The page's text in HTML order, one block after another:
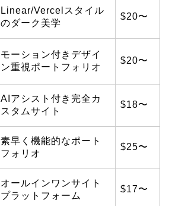
Linear/Vercelスタイル
のダーク美学
$20〜
モーション付きデザイ
ン重視ポートフォリオ
$20〜
AIアシスト付き完全カ
スタムサイト
$18〜
素早く機能的なポート
フォリオ
$25〜
オールインワンサイト
プラットフォーム
$17〜